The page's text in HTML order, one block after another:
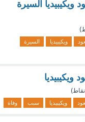
السيرة
ويكيبيديا
السيرة
نقاط)
ويكيبيديا سبب وفاة